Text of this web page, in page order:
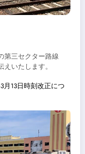
第三セクター路線
いたします。
月13日時刻改正につ